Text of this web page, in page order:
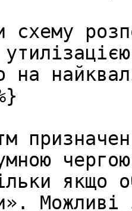
на
якщо
Можливі